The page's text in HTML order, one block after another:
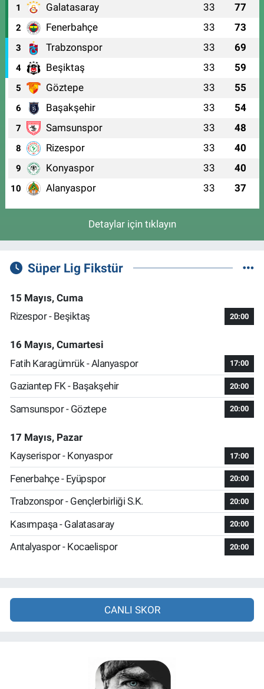
1 Galatasaray 33 77
2 Fenerbahçe 33 73
3 Trabzonspor 33 69
4 Beşiktaş 33 59
5 Göztepe 33 55
6 Başakşehir 33 54
7 Samsunspor 33 48
8 Rizespor 33 40
9 Konyaspor 33 40
10 Alanyaspor 33 37
Detaylar için tıklayın
Süper Lig Fikstür
15 Mayıs, Cuma
Rizespor - Beşiktaş
20:00
16 Mayıs, Cumartesi
Fatih Karagümrük - Alanyaspor
17:00
Gaziantep FK - Başakşehir 20:00
Samsunspor - Göztepe 20:00
17 Mayıs, Pazar
Kayserispor - Konyaspor
17:00
Fenerbahçe - Eyüpspor 20:00
Trabzonspor - Gençlerbirliği S.K. 20:00
Kasımpaşa - Galatasaray 20:00
Antalyaspor - Kocaelispor 20:00
CANLI SKOR